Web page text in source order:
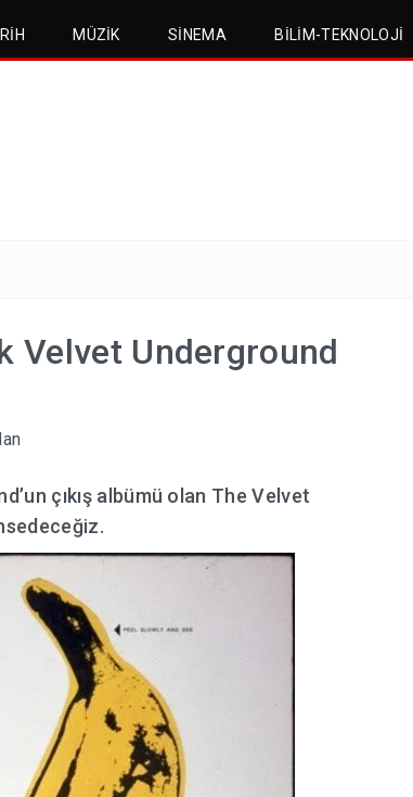
MÜZIK SINEMA BILIM-TEKNOLOJI
Velvet Underground
çıkış albümü olan The Velvet